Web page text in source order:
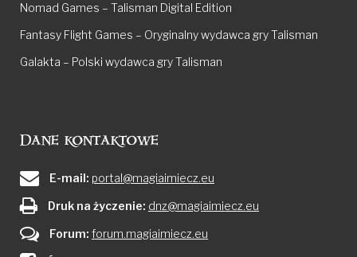
Nomad Games – Talisman Digital Edition
Fantasy Flight Games – Oryginalny wydawca gry Talisman
Galakta – Polski wydawca gry Talisman
Dane kontaktowe
E-mail: portal@magiaimiecz.eu
Druk na życzenie: dnz@magiaimiecz.eu
Forum: forum.magiaimiecz.eu